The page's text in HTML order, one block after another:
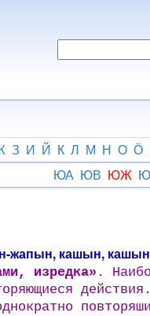
З И Й К Л М Н О Ӧ
ЮА ЮВ ЮЖ
жапын, кашын,
изредка» .